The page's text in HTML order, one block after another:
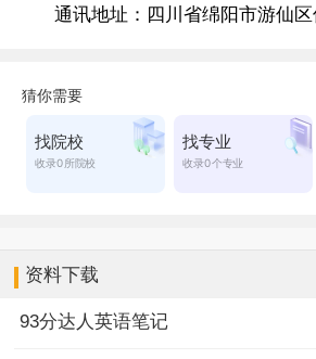
通讯地址：四川省绵阳市游仙区
资料下载
93分达人英语笔记